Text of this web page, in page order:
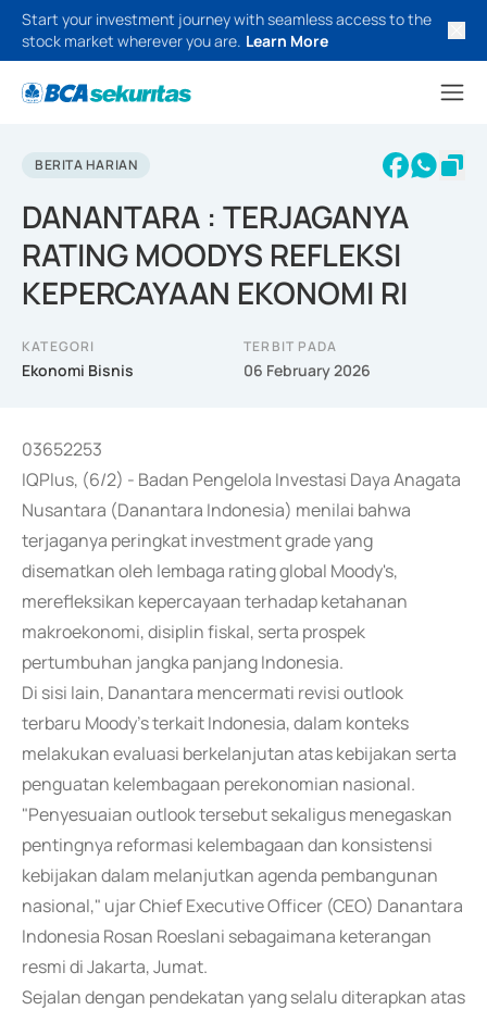
Start your investment journey with seamless access to the
stock market wherever you are. Learn More
BERITA HARIAN
DANANTARA : TERJAGANYA
RATING MOODYS REFLEKSI
KEPERCAYAAN EKONOMI RI
KATEGORI
Ekonomi Bisnis
TERBIT PADA
06 February 2026
03652253
IQPlus, (6/2) - Badan Pengelola Investasi Daya Anagata
Nusantara (Danantara Indonesia) menilai bahwa
terjaganya peringkat investment grade yang
disematkan oleh lembaga rating global Moody's,
merefleksikan kepercayaan terhadap ketahanan
makroekonomi, disiplin fiskal, serta prospek
pertumbuhan jangka panjang Indonesia.
Di sisi lain, Danantara mencermati revisi outlook
terbaru Moody's terkait Indonesia, dalam konteks
melakukan evaluasi berkelanjutan atas kebijakan serta
penguatan kelembagaan perekonomian nasional.
"Penyesuaian outlook tersebut sekaligus menegaskan
pentingnya reformasi kelembagaan dan konsistensi
kebijakan dalam melanjutkan agenda pembangunan
nasional," ujar Chief Executive Officer (CEO) Danantara
Indonesia Rosan Roeslani sebagaimana keterangan
resmi di Jakarta, Jumat.
Sejalan dengan pendekatan yang selalu diterapkan atas